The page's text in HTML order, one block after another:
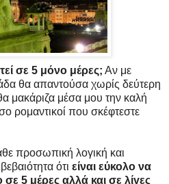
σε 5 μόνο μέρες; Αν με
θα απαντούσα χωρίς δεύτερη
μακάριζα μέσα μου την καλή
ρομαντικοί που σκέφτεστε
προσωπική λογική και
ότι είναι εύκολο να
σε 5 μέρες αλλά και σε λίγες